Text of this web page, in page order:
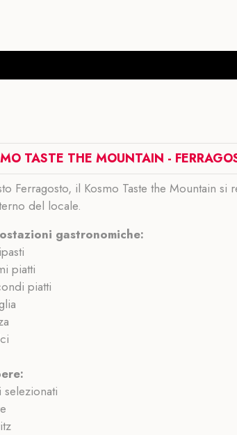
TASTE THE MOUNTAIN -
Ferragosto, il Kosmo Taste the Mountain
del locale.
gastronomiche:
piatti
piatti
selezionati